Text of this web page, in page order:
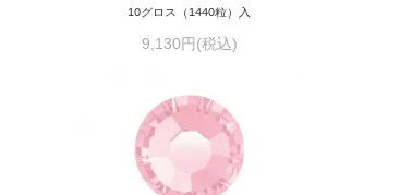
10グロス（1440粒）入
9,130円(税込)